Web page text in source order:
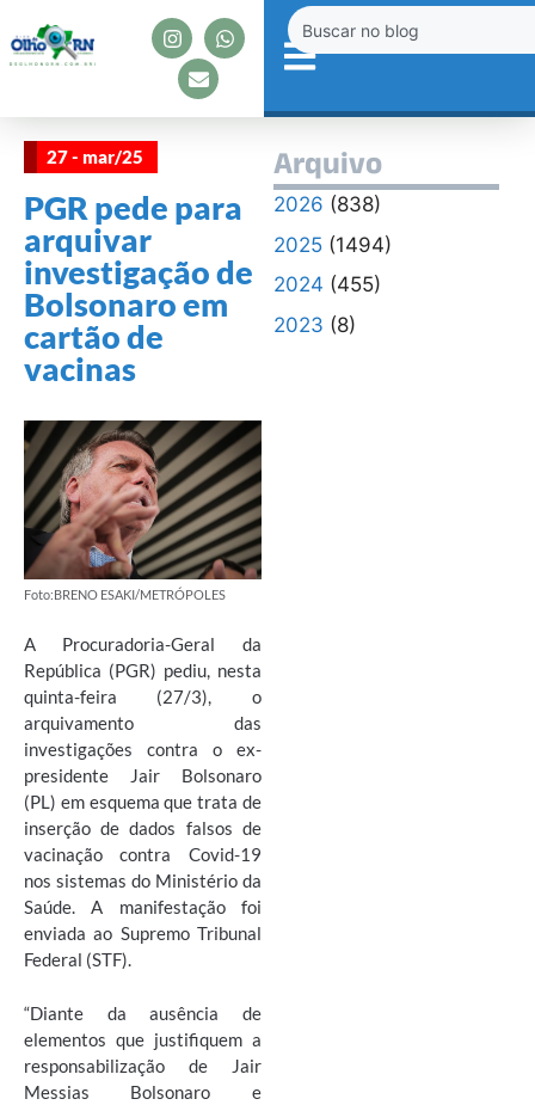
27 - mar/25
PGR pede para
arquivar
investigação de
Bolsonaro em
cartão de
vacinas
Foto:BRENO ESAKI/METRÓPOLES
A Procuradoria-Geral da
República (PGR) pediu, nesta
quinta-feira (27/3), o
arquivamento das
investigações contra o ex-
presidente Jair Bolsonaro
(PL) em esquema que trata de
inserção de dados falsos de
vacinação contra Covid-19
nos sistemas do Ministério da
Saúde. A manifestação foi
enviada ao Supremo Tribunal
Federal (STF).
“Diante da ausência de
elementos que justifiquem a
responsabilização de Jair
Messias Bolsonaro e
Arquivo
2026 (838)
2025(1494)
2024 (455)
2023 (8)